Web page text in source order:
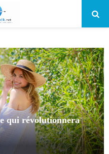
qui révolutionnera